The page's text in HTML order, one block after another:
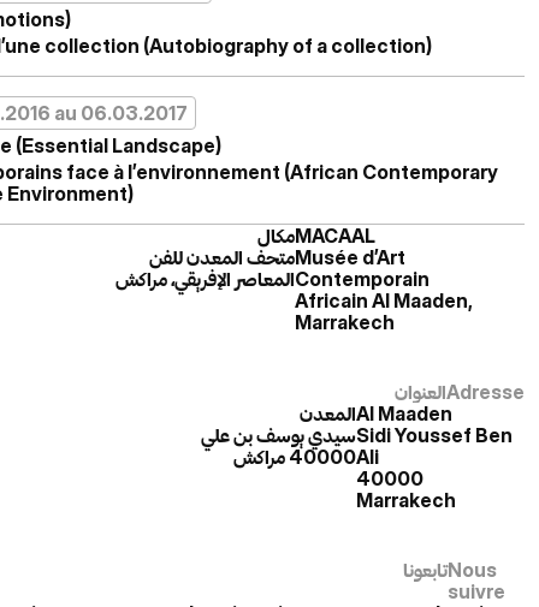
collection (Autobiography of a collection)
au 06.03.2017
(Essential Landscape)
face à l’environnement (African Contemporary
مكال
متحف المعدن للفن
المعاصر الإفريقي، مراكش
MACAAL
Musée d’Art
Contemporain
Africain Al Maaden,
Marrakech
العنوانAdresse
المعدن
سيدي يوسف بن علي
40000 مراكش
Al Maaden
Sidi Youssef Ben
Ali
40000
Marrakech
تابعوناNous
suivre